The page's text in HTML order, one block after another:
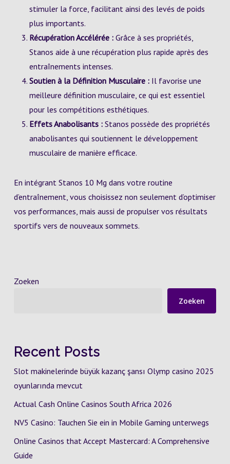
stimuler la force, facilitant ainsi des levés de poids
plus importants.
Récupération Accélérée :Grâce à ses propriétés,
Stanos aide à une récupération plus rapide après des
entraînements intenses.
Soutien à la Définition Musculaire :Il favorise une
meilleure définition musculaire, ce qui est essentiel
pour les compétitions esthétiques.
Effets Anabolisants :Stanos possède des propriétés
anabolisantes qui soutiennent le développement
musculaire de manière efficace.
En intégrant Stanos 10 Mg dans votre routine
d’entraînement, vous choisissez non seulement d’optimiser
vos performances, mais aussi de propulser vos résultats
sportifs vers de nouveaux sommets.
Zoeken
Zoeken
Recent Posts
Slot makinelerinde büyük kazanç şansı Olymp casino 2025
oyunlarında mevcut
Actual Cash Online Casinos South Africa 2026
NV5 Casino: Tauchen Sie ein in Mobile Gaming unterwegs
Online Casinos that Accept Mastercard: A Comprehensive
Guide